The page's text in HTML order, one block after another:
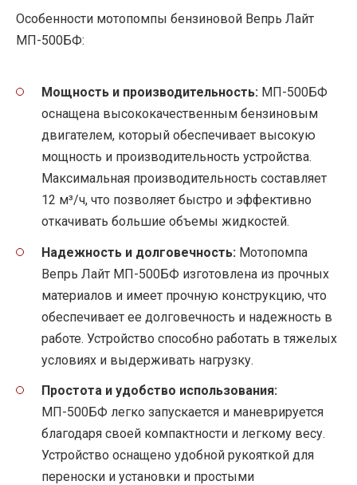
Особенности мотопомпы бензиновой Вепрь Лайт
МП-500БФ:
Мощность и производительность: МП-500БФ
оснащена высококачественным бензиновым
двигателем, который обеспечивает высокую
мощность и производительность устройства.
Максимальная производительность составляет
12 м³/ч, что позволяет быстро и эффективно
откачивать большие объемы жидкостей.
Надежность и долговечность: Мотопомпа
Вепрь Лайт МП-500БФ изготовлена из прочных
материалов и имеет прочную конструкцию, что
обеспечивает ее долговечность и надежность в
работе. Устройство способно работать в тяжелых
условиях и выдерживать нагрузку.
Простота и удобство использования:
МП-500БФ легко запускается и маневрируется
благодаря своей компактности и легкому весу.
Устройство оснащено удобной рукояткой для
переноски и установки и простыми